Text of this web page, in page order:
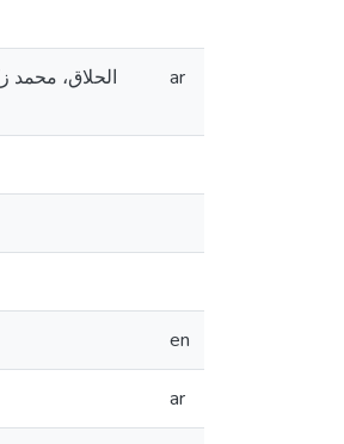
ar
en
ar